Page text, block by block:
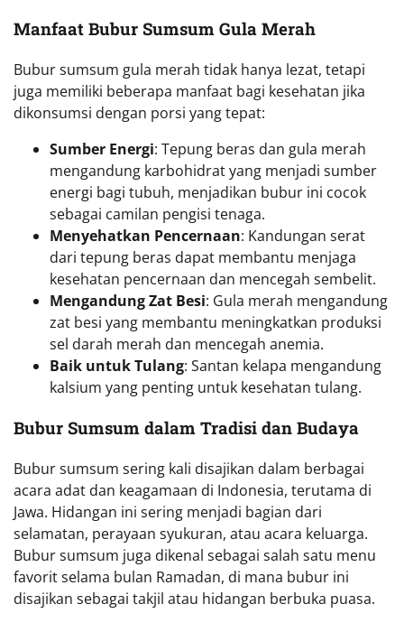
Manfaat Bubur Sumsum Gula Merah
Bubur sumsum gula merah tidak hanya lezat, tetapi
juga memiliki beberapa manfaat bagi kesehatan jika
dikonsumsi dengan porsi yang tepat:
Sumber Energi: Tepung beras dan gula merah
mengandung karbohidrat yang menjadi sumber
energi bagi tubuh, menjadikan bubur ini cocok
sebagai camilan pengisi tenaga.
Menyehatkan Pencernaan: Kandungan serat
dari tepung beras dapat membantu menjaga
kesehatan pencernaan dan mencegah sembelit.
Mengandung Zat Besi: Gula merah mengandung
zat besi yang membantu meningkatkan produksi
sel darah merah dan mencegah anemia.
Baik untuk Tulang: Santan kelapa mengandung
kalsium yang penting untuk kesehatan tulang.
Bubur Sumsum dalam Tradisi dan Budaya
Bubur sumsum sering kali disajikan dalam berbagai
acara adat dan keagamaan di Indonesia, terutama di
Jawa. Hidangan ini sering menjadi bagian dari
selamatan, perayaan syukuran, atau acara keluarga.
Bubur sumsum juga dikenal sebagai salah satu menu
favorit selama bulan Ramadan, di mana bubur ini
disajikan sebagai takjil atau hidangan berbuka puasa.